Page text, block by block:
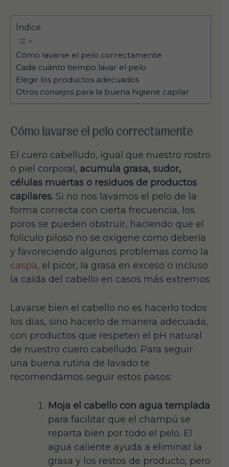
Índice
Cómo lavarse el pelo correctamente
Cada cuánto tiempo lavar el pelo
Elegir los productos adecuados
Otros consejos para la buena higiene capilar
Cómo lavarse el pelo correctamente
El cuero cabelludo, igual que nuestro rostro
o piel corporal, acumula grasa, sudor,
células muertas o residuos de productos
capilares. Si no nos lavamos el pelo de la
forma correcta con cierta frecuencia, los
poros se pueden obstruir, haciendo que el
folículo piloso no se oxigene como debería
y favoreciendo algunos problemas como la
caspa, el picor, la grasa en exceso o incluso
la caída del cabello en casos más extremos.
Lavarse bien el cabello no es hacerlo todos
los días, sino hacerlo de manera adecuada,
con productos que respeten el pH natural
de nuestro cuero cabelludo. Para seguir
una buena rutina de lavado te
recomendamos seguir estos pasos:
Moja el cabello con agua templada
para facilitar que el champú se
reparta bien por todo el pelo. El
agua caliente ayuda a eliminar la
grasa y los restos de producto, pero